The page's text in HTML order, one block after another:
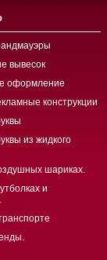
вывесок
оформление
конструкции
из жидкого
шариках.
и